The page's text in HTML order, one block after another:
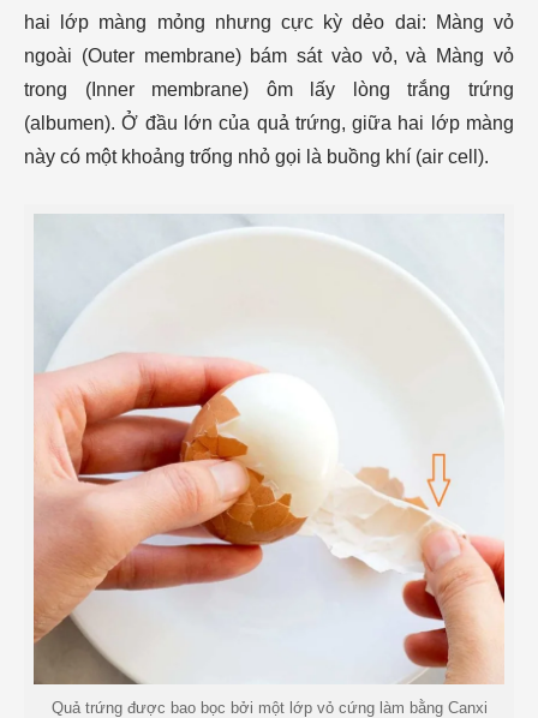
hai lớp màng mỏng nhưng cực kỳ dẻo dai: Màng vỏ
ngoài (Outer membrane) bám sát vào vỏ, và Màng vỏ
trong (Inner membrane) ôm lấy lòng trắng trứng
(albumen). Ở đầu lớn của quả trứng, giữa hai lớp màng
này có một khoảng trống nhỏ gọi là buồng khí (air cell).
Quả trứng được bao bọc bởi một lớp vỏ cứng làm bằng Canxi